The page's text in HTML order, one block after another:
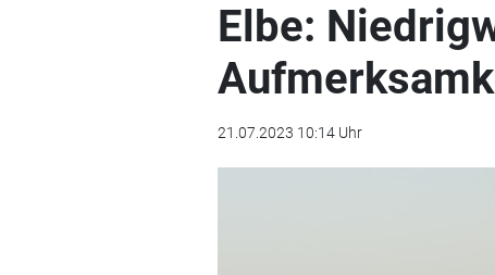
Elbe:
21.07.2023 10:14 Uhr